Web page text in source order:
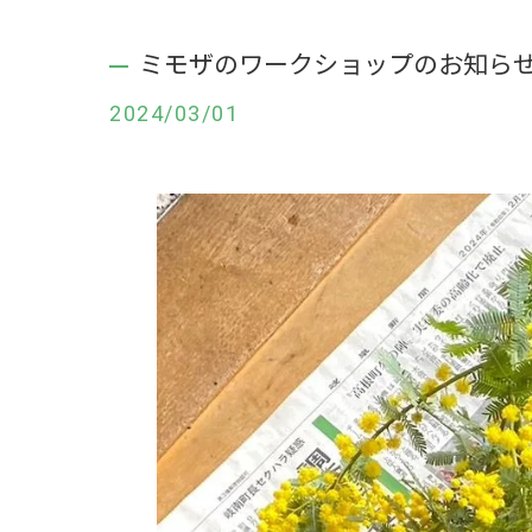
ミモザのワークショップのお知ら
2024/03/01